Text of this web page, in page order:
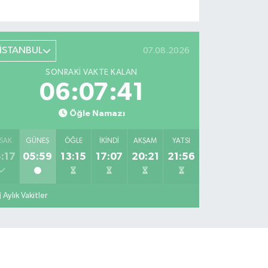
İSTANBUL 07.08.2026
SONRAKI VAKTE KALAN
06:07:40
Öğle Namazı
GÜNEŞ
05:59
ÖĞLE
13:15
İKINDI
17:07
AKŞAM
20:21
YATSI
21:56
Aylık Vakitler